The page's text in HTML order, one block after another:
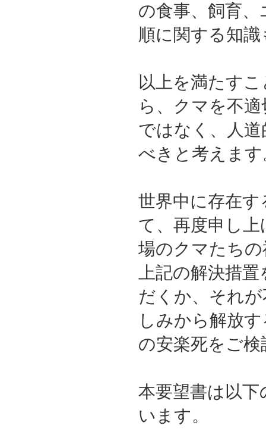
の食事、飼育
順に関する知
以上を満たす
ら、クマを不
ではなく、人
べきと考えま
世界中に存在
て、再度申し
場のクマたち
上記の解決措
だくか、それ
しみから解放
の安楽死をご
本要望書は以
います。